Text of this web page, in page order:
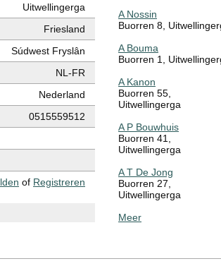
Uitwellingerga
Friesland
Súdwest Fryslân
NL-FR
Nederland
0515559512
of Registreren
A Nossin
Buorren 8,
A Bouma
Buorren 1,
A Kanon
Buorren 55,
Uitwellingerga
A P Bouwhuis
Buorren 41,
Uitwellingerga
A T De Jong
Buorren 27,
Uitwellingerga
Meer